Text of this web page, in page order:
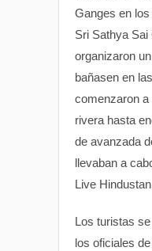
Ganges en
Sri Sathya Sai
organizaron
bañasen en
comenzaron a
rivera hasta
de avanzada
llevaban a
Live
Los turistas
los oficiales